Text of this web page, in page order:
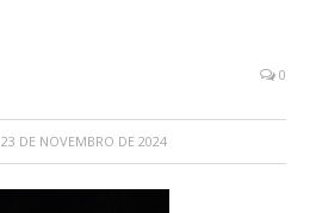
0
23 DE NOVEMBRO DE 2024